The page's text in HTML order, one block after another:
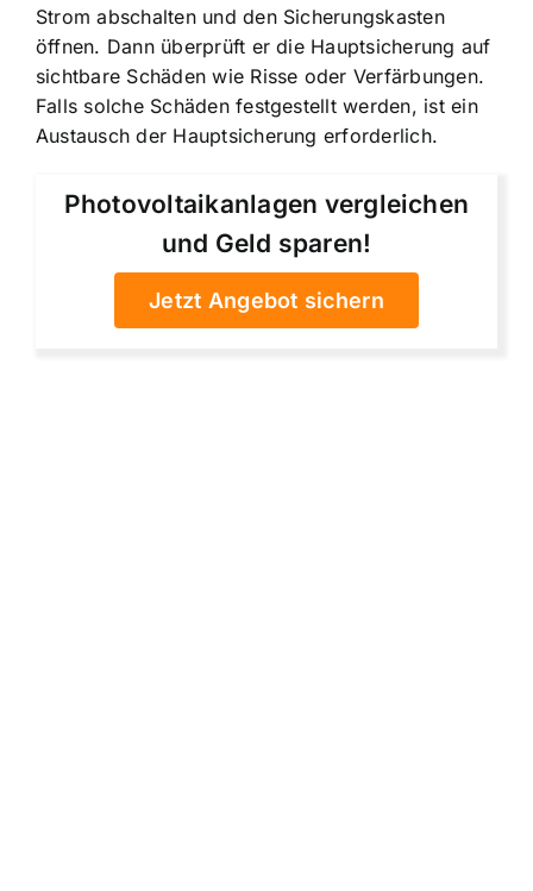
Strom abschalten und den Sicherungskasten
öffnen. Dann überprüft er die Hauptsicherung auf
sichtbare Schäden wie Risse oder Verfärbungen.
Falls solche Schäden festgestellt werden, ist ein
Austausch der Hauptsicherung erforderlich.
Photovoltaikanlagen vergleichen
und Geld sparen!
Jetzt Angebot sichern